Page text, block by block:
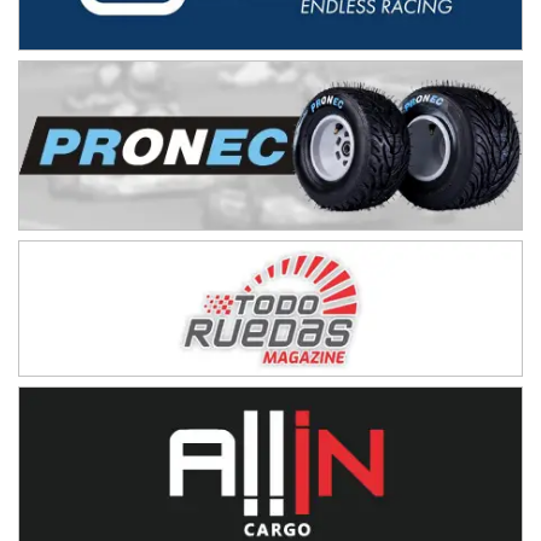
08/09-AGO
IAME SERIES ARGENTINA 6
Ramiro Tot (Asfalto)
Baradero (Buenos Aires)
KDO - F6
Ciudad de Trenque Lauquen (Asfalto)
Trenque Lauquen (Buenos Aires)
ENTRERRIANO - F6 (POSTERGADA)
Victoria (Entre Ríos)
Gral. E. Godoy (Río Negro)